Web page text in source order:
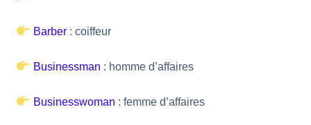
Barber : coiffeur
Businessman : homme d’affaires
Businesswoman : femme d’affaires